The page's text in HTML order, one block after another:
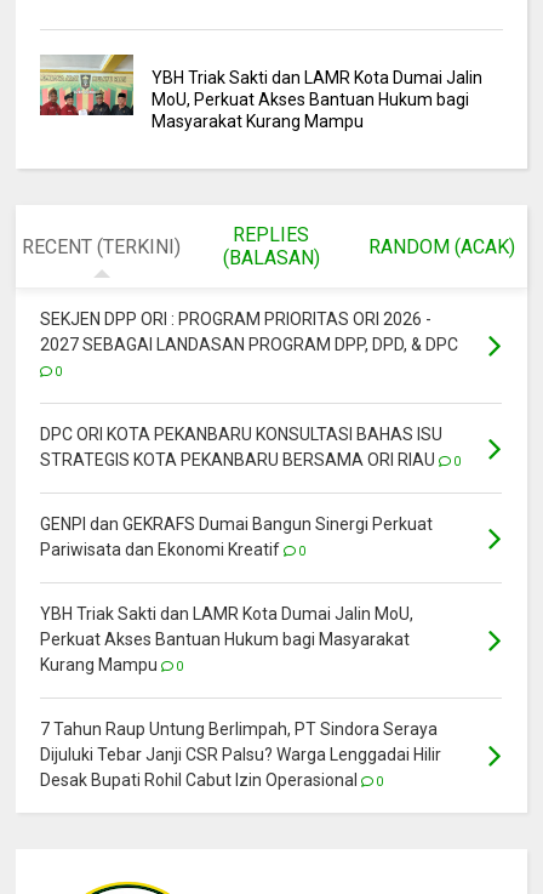
YBH Triak Sakti dan LAMR Kota Dumai Jalin
MoU, Perkuat Akses Bantuan Hukum bagi
Masyarakat Kurang Mampu
RECENT (TERKINI)
REPLIES
(BALASAN)
RANDOM (ACAK)
SEKJEN DPP ORI : PROGRAM PRIORITAS ORI 2026 -
2027 SEBAGAI LANDASAN PROGRAM DPP, DPD, & DPC
0
DPC ORI KOTA PEKANBARU KONSULTASI BAHAS ISU
STRATEGIS KOTA PEKANBARU BERSAMA ORI RIAU
0
GENPI dan GEKRAFS Dumai Bangun Sinergi Perkuat
Pariwisata dan Ekonomi Kreatif
0
YBH Triak Sakti dan LAMR Kota Dumai Jalin MoU,
Perkuat Akses Bantuan Hukum bagi Masyarakat
Kurang Mampu
0
7 Tahun Raup Untung Berlimpah, PT Sindora Seraya
Dijuluki Tebar Janji CSR Palsu? Warga Lenggadai Hilir
Desak Bupati Rohil Cabut Izin Operasional
0